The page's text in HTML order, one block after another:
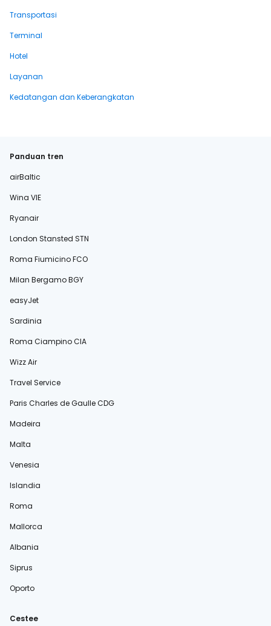
Transportasi
Terminal
Hotel
Layanan
Kedatangan dan Keberangkatan
Panduan tren
airBaltic
Wina VIE
Ryanair
London Stansted STN
Roma Fiumicino FCO
Milan Bergamo BGY
easyJet
Sardinia
Roma Ciampino CIA
Wizz Air
Travel Service
Paris Charles de Gaulle CDG
Madeira
Malta
Venesia
Islandia
Roma
Mallorca
Albania
Siprus
Oporto
Cestee